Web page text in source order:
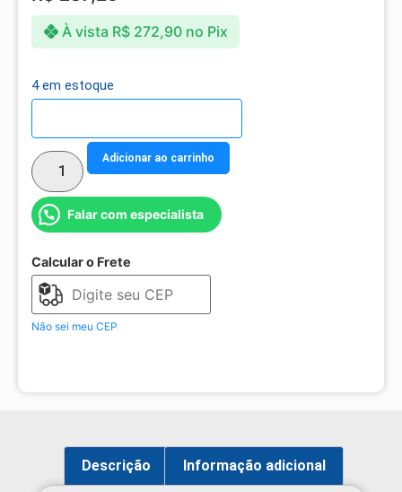
À vista R$272,90 no Pix
4 em estoque
Adicionar ao carrinho
Falar com especialista
Calcular o Frete
Não sei meu CEP
Descrição Informação adicional